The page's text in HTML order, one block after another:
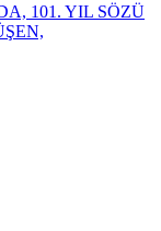
101. YIL SÖZÜ